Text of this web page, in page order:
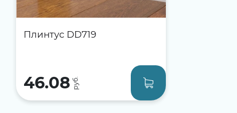
Плинтус DD719
46.08